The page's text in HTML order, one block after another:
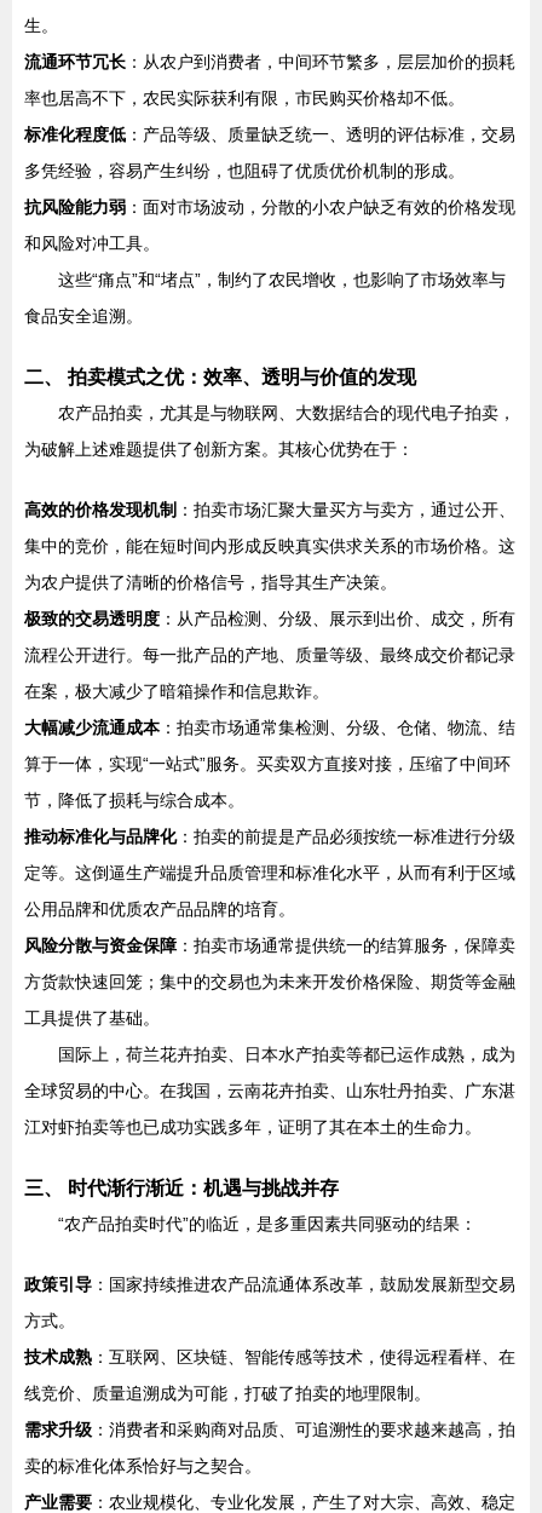
生。
流通环节冗长 ：从农户到消费者，中间环节繁多，层层加价的损耗
率也居高不下，农民实际获利有限，市民购买价格却不低。
标准化程度低 ：产品等级、质量缺乏统一、透明的评估标准，交易
多凭经验，容易产生纠纷，也阻碍了优质优价机制的形成。
抗风险能力弱 ：面对市场波动，分散的小农户缺乏有效的价格发现
和风险对冲工具。
这些“痛点”和“堵点”，制约了农民增收，也影响了市场效率与
食品安全追溯。
二、 拍卖模式之优：效率、透明与价值的发现
农产品拍卖，尤其是与物联网、大数据结合的现代电子拍卖，
为破解上述难题提供了创新方案。其核心优势在于：
高效的价格发现机制 ：拍卖市场汇聚大量买方与卖方，通过公开、
集中的竞价，能在短时间内形成反映真实供求关系的市场价格。这
为农户提供了清晰的价格信号，指导其生产决策。
极致的交易透明度 ：从产品检测、分级、展示到出价、成交，所有
流程公开进行。每一批产品的产地、质量等级、最终成交价都记录
在案，极大减少了暗箱操作和信息欺诈。
大幅减少流通成本：拍卖市场通常集检测、分级、仓储、物流、结
算于一体，实现“一站式”服务。买卖双方直接对接，压缩了中间环
节，降低了损耗与综合成本。
推动标准化与品牌化：拍卖的前提是产品必须按统一标准进行分级
定等。这倒逼生产端提升品质管理和标准化水平，从而有利于区域
公用品牌和优质农产品品牌的培育。
风险分散与资金保障 ：拍卖市场通常提供统一的结算服务，保障卖
方货款快速回笼；集中的交易也为未来开发价格保险、期货等金融
工具提供了基础。
国际上，荷兰花卉拍卖、日本水产拍卖等都已运作成熟，成为
全球贸易的中心。在我国，云南花卉拍卖、山东牡丹拍卖、广东湛
江对虾拍卖等也已成功实践多年，证明了其在本土的生命力。
三、 时代渐行渐近：机遇与挑战并存
“农产品拍卖时代”的临近，是多重因素共同驱动的结果：
政策引导 ：国家持续推进农产品流通体系改革，鼓励发展新型交易
方式。
技术成熟 ：互联网、区块链、智能传感等技术，使得远程看样、在
线竞价、质量追溯成为可能，打破了拍卖的地理限制。
需求升级 ：消费者和采购商对品质、可追溯性的要求越来越高，拍
卖的标准化体系恰好与之契合。
产业需要 ：农业规模化、专业化发展，产生了对大宗、高效、稳定